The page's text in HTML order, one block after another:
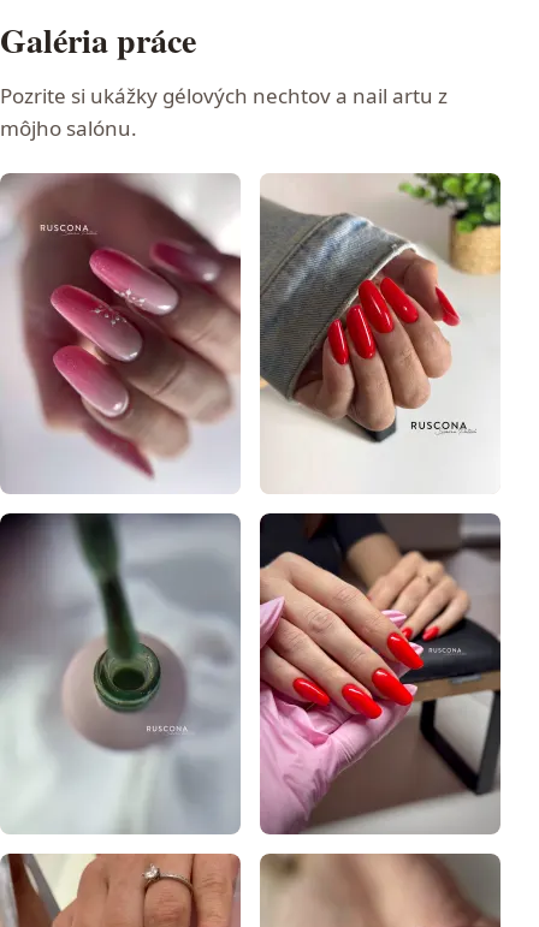
Galéria práce
Pozrite si ukážky gélových nechtov a nail artu z
môjho salónu.